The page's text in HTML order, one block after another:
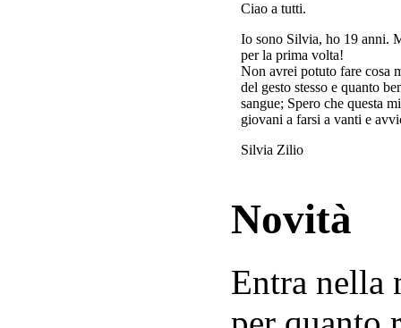
Ciao a tutti.
Io sono Silvia, ho 19 anni.
per la prima volta!
Non avrei potuto fare cosa
del gesto stesso e quanto
sangue; Spero che questa
giovani a farsi a vanti e
Silvia Zilio
Novità
Entra nella